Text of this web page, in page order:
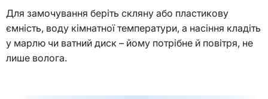
Для замочування беріть скляну або пластикову
ємність, воду кімнатної температури, а насіння кладіть
у марлю чи ватний диск – йому потрібне й повітря, не
лише волога.